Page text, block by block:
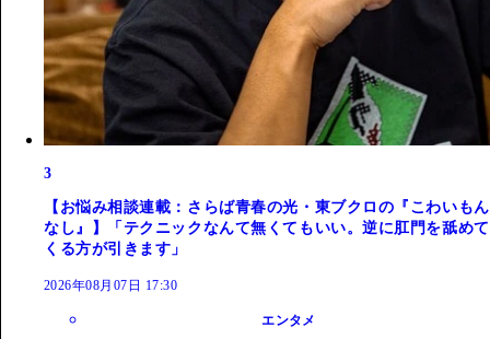
3
【お悩み相談連載：さらば青春の光・東ブクロの『こわいもん
なし』】「テクニックなんて無くてもいい。逆に肛門を舐めて
くる方が引きます」
2026年08月07日 17:30
エンタメ